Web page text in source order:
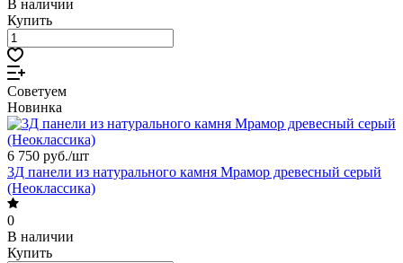
В наличии
Купить
Советуем
Новинка
6 750 руб./шт
3Д панели из натурального камня Мрамор древесный серый
(Неоклассика)
0
В наличии
Купить